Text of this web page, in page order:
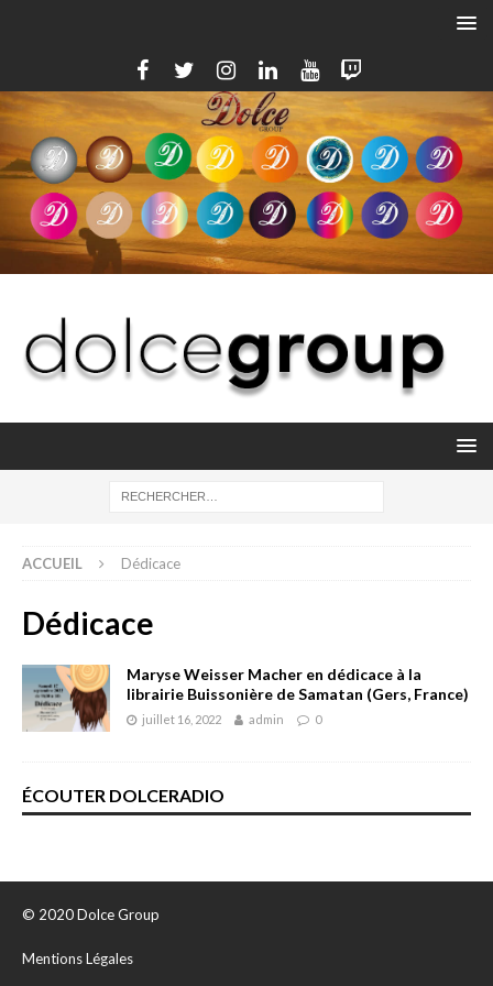
ACCUEIL Dédicace
Dédicace
Maryse Weisser Macher en dédicace à la
librairie Buissonière de Samatan (Gers, France)
juillet 16, 2022 admin 0
ÉCOUTER DOLCERADIO
© 2020 Dolce Group
Mentions Légales